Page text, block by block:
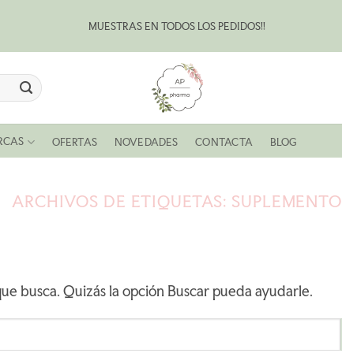
MUESTRAS EN TODOS LOS PEDIDOS!!
OFERTAS NOVEDADES CONTACTA BLOG
ARCHIVOS DE ETIQUETAS: SUPLEMENTO
busca. Quizás la opción Buscar pueda ayudarle.